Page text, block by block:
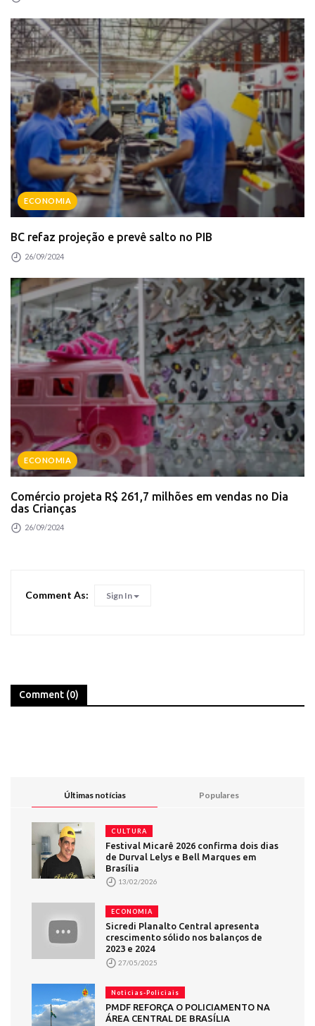
ECONOMIA
BC refaz projeção e prevê salto no PIB
26/09/2024
ECONOMIA
Comércio projeta R$ 261,7 milhões em vendas no Dia
das Crianças
26/09/2024
Comment As: Sign In
Comment (0)
Últimas notícias Populares
CULTURA
Festival Micarê 2026 confirma dois dias
de Durval Lelys e Bell Marques em
Brasília
13/02/2026
ECONOMIA
Sicredi Planalto Central apresenta
crescimento sólido nos balanços de
2023 e 2024
27/05/2025
Noticias-Policiais
PMDF REFORÇA O POLICIAMENTO NA
ÁREA CENTRAL DE BRASÍLIA